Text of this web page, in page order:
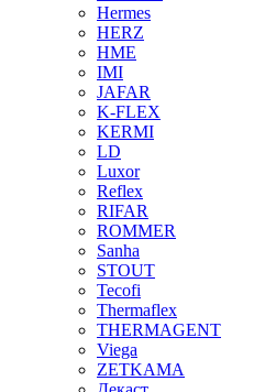
Hermes
HERZ
HME
IMI
JAFAR
K-FLEX
KERMI
LD
Luxor
Reflex
RIFAR
ROMMER
Sanha
STOUT
Tecofi
Thermaflex
THERMAGENT
Viega
ZETKAMA